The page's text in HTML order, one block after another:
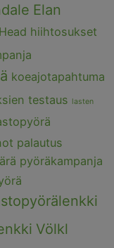
Elan
Head hiihtosukset
koeajotapahtuma
testaus lasten
palautus
pyöräkampanja
Völkl